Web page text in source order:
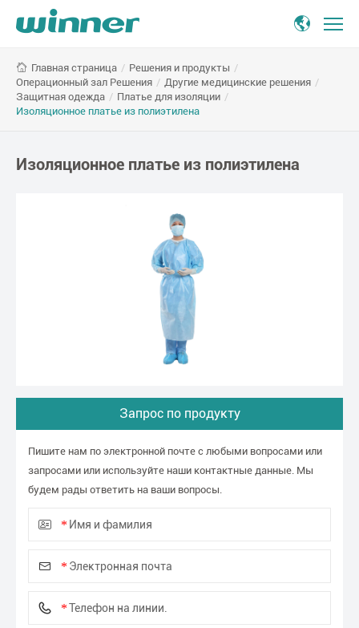
платье
полиэтилена
Главная страница / Решения и продукты /
Операционный зал Решения / Другие медицинские решения /
Защитная одежда / Платье для изоляции /
Изоляционное платье из полиэтилена
Изоляционное платье из полиэтилена
Запрос по продукту
Пишите нам по электронной почте с любыми вопросами или
запросами или используйте наши контактные данные. Мы
будем рады ответить на ваши вопросы.